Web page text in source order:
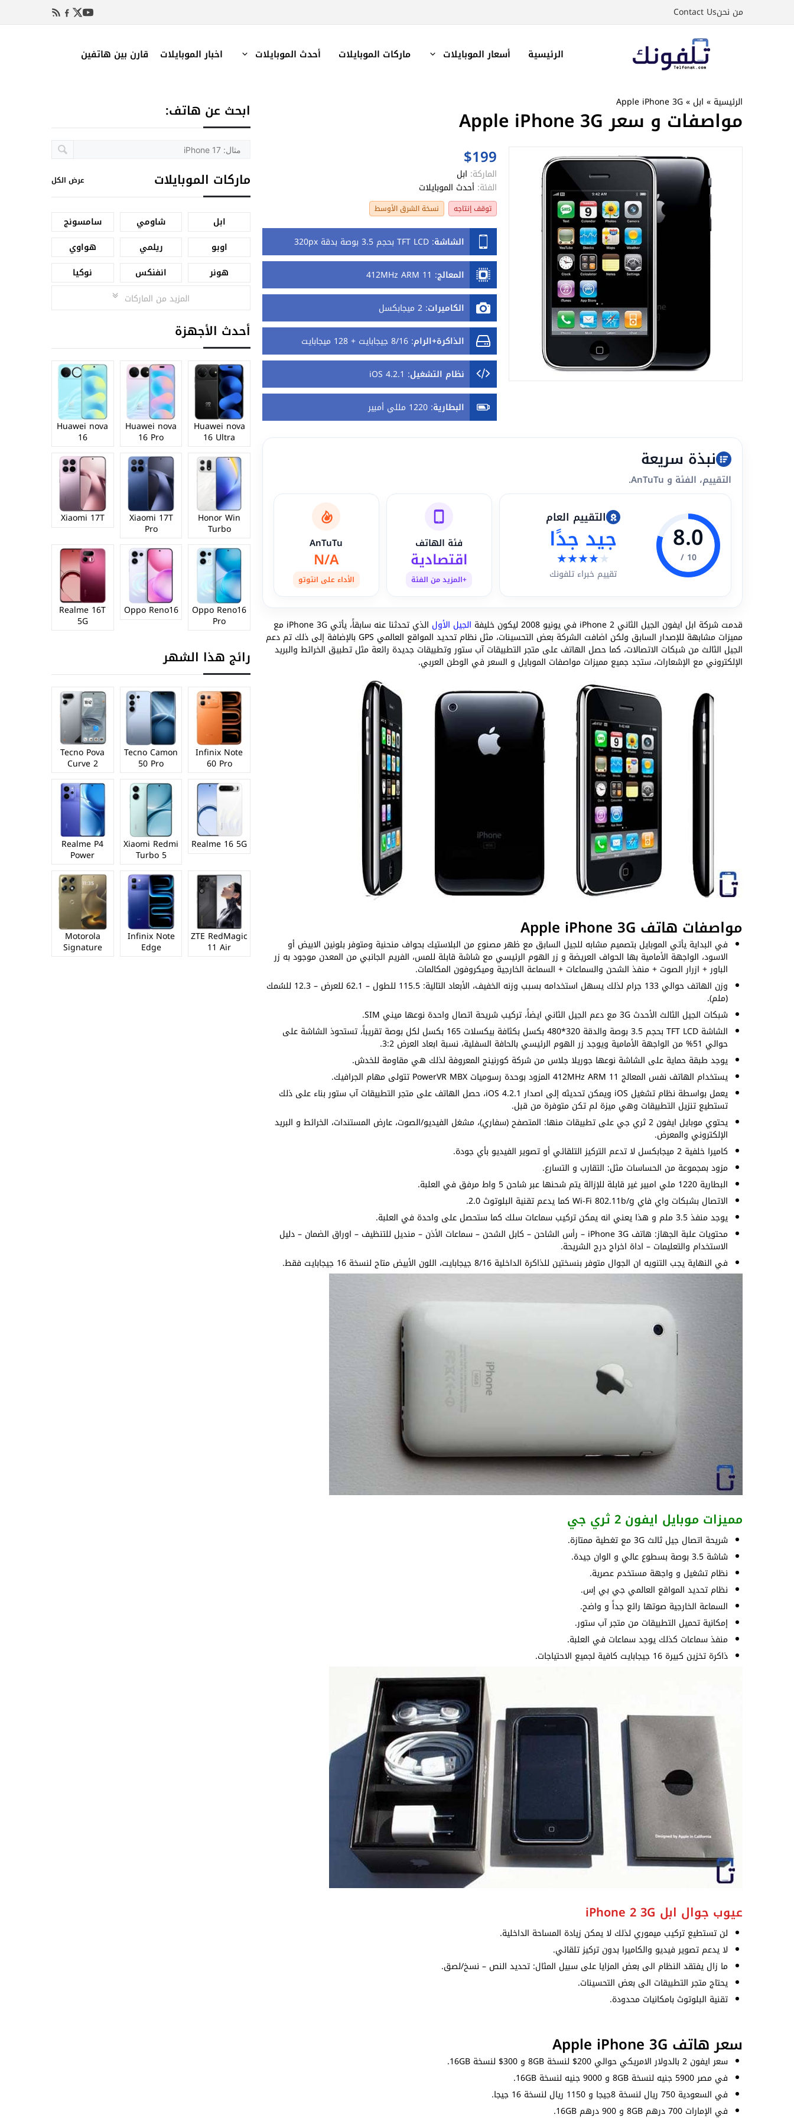
من نحنContact Us
الرئيسية أسعار الموبايلات ماركات الموبايلات أحدث الموبايلات اخبار الموبايلات قارن بين هاتفين
الرئيسية » ابل »
Apple iPhone 3G
مواصفات و سعر Apple iPhone 3G
$199
الماركة: ابل
الفئة: أحدث الموبايلات
توقف إنتاجه نسخة الشرق الأوسط
الشاشة:TFT LCD بحجم 3.5 بوصة بدقة 320px
المعالج:
412MHz ARM 11
الكاميرات:2 ميجابكسل
الذاكرة+الرام:8/16 جيجابايت + 128 ميجابايت
نظام التشغيل:
iOS 4.2.1
البطارية:1220 مللي أمبير
نبذة سريعة
التقييم، الفئة و AnTuTu.
8.0
10 /
التقييم العام
جيد جدًا
★★★★★
تقييم خبراء تلفونك
فئة الهاتف
اقتصادية
+المزيد من الفئة
AnTuTu
N/A
الأداء على انتوتو
قدمت شركة ابل ايفون الجيل الثاني iPhone 2 في يونيو 2008 ليكون خليفة الجيل الأول الذي تحدثنا عنه سابقاً، يأتي iPhone 3G مع
مميزات مشابهة للإصدار السابق ولكن اضافت الشركة بعض التحسينات، مثل نظام تحديد المواقع العالمي GPS بالإضافة إلى ذلك تم دعم
الجيل الثالث من شبكات الاتصالات، كما حصل الهاتف على متجر التطبيقات آب ستور وتطبيقات جديدة رائعة مثل تطبيق الخرائط والبريد
الإلكتروني مع الإشعارات، ستجد جميع مميزات مواصفات الموبايل و السعر في الوطن العربي.
مواصفات هاتف Apple iPhone 3G
في البداية يأتي الموبايل بتصميم مشابه للجيل السابق مع ظهر مصنوع من البلاستيك بحواف منحنية ومتوفر بلونين الابيض أو
الاسود، الواجهة الأمامية بها الحواف العريضة و زر الهوم الرئيسي مع شاشة قابلة للمس، الفريم الجانبي من المعدن موجود به زر
الباور + ازرار الصوت + منفذ الشحن والسماعات + السماعة الخارجية وميكروفون المكالمات.
وزن الهاتف حوالي 133 جرام لذلك يسهل استخدامه بسبب وزنه الخفيف، الأبعاد التالية: 115.5 للطول – 62.1 للعرض – 12.3 للسُمك
(ملم).
شبكات الجيل الثالث الأحدث 3G مع دعم الجيل الثاني ايضاً، تركيب شريحة اتصال واحدة نوعها ميني SIM.
الشاشة TFT LCD بحجم 3.5 بوصة والدقة 320*480 بكسل بكثافة بيكسلات 165 بكسل لكل بوصة تقريباً، تستحوذ الشاشة على
حوالي 51% من الواجهة الأمامية ويوجد زر الهوم الرئيسي بالحافة السفلية، نسبة ابعاد العرض 3:2.
يوجد طبقة حماية على الشاشة نوعها جوريلا جلاس من شركة كورنينج المعروفة لذلك هي مقاومة للخدش.
يستخدام الهاتف نفس المعالج 412MHz ARM 11 المزود بوحدة رسوميات PowerVR MBX تتولى مهام الجرافيك.
يعمل بواسطة نظام تشغيل iOS ويمكن تحديثه إلى اصدار iOS 4.2.1، حصل الهاتف على متجر التطبيقات آب ستور بناء على ذلك
تستطيع تنزيل التطبيقات وهي ميزة لم تكن متوفرة من قبل.
يحتوي موبايل ايفون 2 ثري جي على تطبيقات منها: المتصفح (سفاري)، مشغل الفيديو/الصوت، عارض المستندات، الخرائط و البريد
الإلكتروني والمعرض.
كاميرا خلفية 2 ميجابكسل لا تدعم التركيز التلقائي أو تصوير الفيديو بأي جودة.
مزود بمجموعة من الحساسات مثل: التقارب و التسارع.
البطارية 1220 ملي امبير غير قابلة للإزالة يتم شحنها عبر شاحن 5 واط مرفق في العلبة.
الاتصال بشبكات واي فاي Wi-Fi 802.11b/g كما يدعم تقنية البلوتوث 2.0.
يوجد منفذ 3.5 ملم و هذا يعني انه يمكن تركيب سماعات سلك كما ستحصل على واحدة في العلبة.
محتويات علبة الجهاز: هاتف iPhone 3G – رأس الشاحن – كابل الشحن – سماعات الأذن – منديل للتنظيف – اوراق الضمان – دليل
الاستخدام والتعليمات – اداة اخراج درج الشريحة.
في النهاية يجب التنويه ان الجوال متوفر بنسختين للذاكرة الداخلية 8/16 جيجابايت، اللون الأبيض متاح لنسخة 16 جيجابايت فقط.
مميزات موبايل ايفون 2 ثري جي
شريحة اتصال جيل ثالث 3G مع تغطية ممتازة.
شاشة 3.5 بوصة بسطوع عالي و الوان جيدة.
نظام تشغيل و واجهة مستخدم عصرية.
نظام تحديد المواقع العالمي جي بي إس.
السماعة الخارجية صوتها رائع جداً و واضح.
إمكانية تحميل التطبيقات من متجر آب ستور.
منفذ سماعات كذلك يوجد سماعات في العلبة.
ذاكرة تخزين كبيرة 16 جيجابايت كافية لجميع الاحتياجات.
عيوب جوال ابل iPhone 2 3G
لن تستطيع تركيب ميموري لذلك لا يمكن زيادة المساحة الداخلية.
لا يدعم تصوير فيديو والكاميرا بدون تركيز تلقائي.
ما زال يفتقد النظام الى بعض المزايا على سبيل المثال: تحديد النص – نسخ/لصق.
يحتاج متجر التطبيقات الى بعض التحسينات.
تقنية البلوتوث بامكانيات محدودة.
سعر هاتف Apple iPhone 3G
سعر ايفون 2 بالدولار الامريكي حوالي 200$ لنسخة 8GB و 300$ لنسخة 16GB.
في مصر 5900 جنيه لنسخة 8GB و 9000 جنيه لنسخة 16GB.
في السعودية 750 ريال لنسخة 8جيجا و 1150 ريال لنسخة 16 جيجا.
في الإمارات 700 درهم 8GB و 900 درهم 16GB.
ابحث عن هاتف:
ماركات الموبايلات عرض الكل
ابل شاومي
سامسونج
اوبو
ريلمي
هواوي
هونر
انفنكس
نوكيا
المزيد من الماركات
أحدث الأجهزة
Huawei nova
16 Ultra
Huawei nova
16 Pro
Huawei nova
16
Honor Win
Turbo
Xiaomi 17T
Pro
Xiaomi 17T
Oppo Reno16
Pro
Oppo Reno16
Realme 16T
5G
رائج هذا الشهر
Infinix Note
60 Pro
Tecno Camon
50 Pro
Tecno Pova
Curve 2
Realme 16 5G
Xiaomi Redmi
Turbo 5
Realme P4
Power
ZTE RedMagic
11 Air
Infinix Note
Edge
Motorola
Signature